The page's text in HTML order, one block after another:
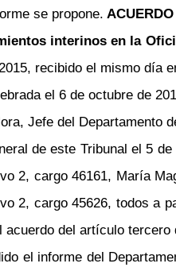
se propone.
interinos en la
recibido el mismo día
el 6 de octubre de
Jefe del Departamento
de este Tribunal el 5
2, cargo 46161, María
2, cargo 45626, todos a
del artículo
el informe del